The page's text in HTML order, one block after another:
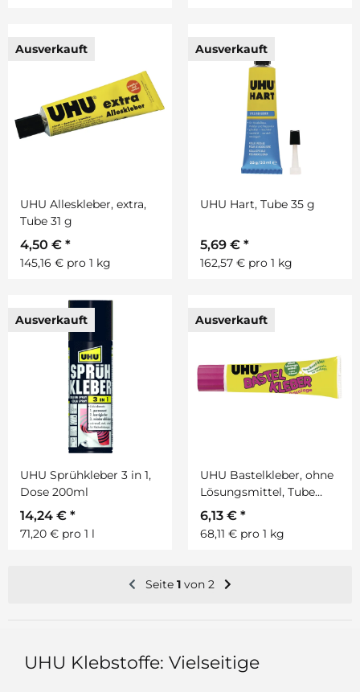
Ausverkauft
UHU Alleskleber, extra,
Tube 31 g
4,50 € *
145,16 € pro 1 kg
Ausverkauft
UHU Hart, Tube 35 g
5,69 € *
162,57 € pro 1 kg
Ausverkauft
UHU Sprühkleber 3 in 1,
Dose 200ml
14,24 € *
71,20 € pro 1 l
Ausverkauft
UHU Bastelkleber, ohne
Lösungsmittel, Tube
90g
6,13 € *
68,11 € pro 1 kg
Seite 1 von 2